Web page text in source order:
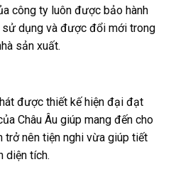
công ty luôn được bảo hành
sử dụng và được đổi mới trong
sản xuất.
được thiết kế hiện đại đạt
Châu Âu giúp mang đến cho
trở nên tiện nghi vừa giúp tiết
diện tích.